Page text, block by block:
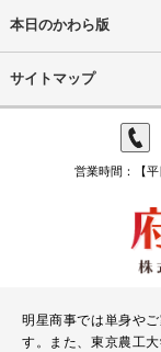
本日のかわら版
サイトマップ
営業時間：【
明星商事では単身や
す。また、東京農工